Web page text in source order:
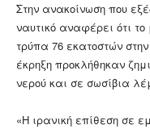
Στην ανακοίνωση που
ναυτικό αναφέρει ότι
τρύπα 76 εκατοστών
έκρηξη προκλήθηκαν
νερού και σε σωσίβια
«Η ιρανική επίθεση σε